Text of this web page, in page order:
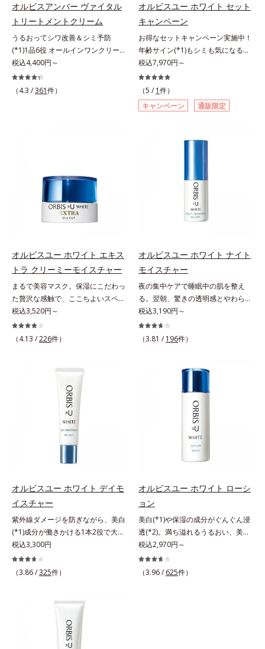
プローチ。保湿成分が日中の肌にも
うるおいを与え、明るくなめらかな
肌へ導きます。さらに落ちにくくす
るとキシキシし、塗りごこちを優先
すると膜がくずれやすくなる日焼け
止めのジレンマを解消すべく試作を
重ね、落ちにくくのびのよいみずみ
峰顔用日焼け止めです。*1 メラニ
ンの生成を抑え、シミ・ソバカスを
防ぐ*2 化粧膜のくずれにくさ、肌
をうるおして保護すること*3 オル
なり始めることおよび表面に新たな
膜ができ始めることで膜が強くくず
れにくくなり、密閉することで保湿
成分を浸透促進すること（角層ま
で）*5 保湿成分*6 角層まで＜使用
量目安＞大きめのパール1粒程度
※全顔使用の場合＜使用ステップ＞
ター N各商品の詳しい情報は商品ペ
ージをご覧ください。・BEAUTY夏
果による *2 保湿成分
オルビスアンバー ヴァイタル
トリートメントクリーム
うるおってシワ改善＆シミ予防
(*1)1品6役 オールインワンクリー
ム。オルビスアンバーは、いつも⾃
然体で美しくありたいと願う⼤⼈世
代に寄り添うブランドです。年齢印
ヴァイタルトリートメントクリーム
「オルビスアンバー ヴァイタルト
リートメントクリーム」は、1品
で、化粧水、クリーム、シワ改善・
美白(*1)美容液、乳液・保湿液、ネ
担い、複合的にアプローチ。Wナイ
アシン(*4)によるシワ改善・シミ予
防に加え、複合成分コラーゲンコン
プレックスSPが肌のハリを徹底サポ
ート。肌なじみのよいクリーム構造
で角層まで保湿成分が浸透し、うる
おいをギュッと閉じ込めます。洗顔
の後、これ1品だけでマルチにケ
す。*1 メラニンの生成を抑え、シ
ミ・ソバカスを防ぐ*2 肌にハリを
与え若々しい印象*3 首のうるおい
ケアとして*4 ナイアシンアミド
税込4,400円～
（4.3 /361件）
オルビスユー ホワイト セット
キャンペーン
お得なセットキャンペーン実施中！
年齢サイン(*1)もシミも気になる方
へ。ベニバナエキスとアルブチンの
Wケアで、若々しい透明美肌へ導く
スキンケアシリーズ。若々しく透明
感のある美肌を構成する要素と、年
齢肌のメラニン生成にアプローチし
ンケアシリーズです。「オルビスユ
と年齢の関係に着目。点在するシミ
だけでなく、メラニンが蓄積しがち
な年齢肌(*2)の“メラニンメタボ
(*3)”にアプローチして、澄みわたる
美肌を目指します。*1 乾燥やキメ
ねた肌*3 メラニンが過剰に生成す
る状態
税込7,970円～
（5 / 1件）
キャンペーン
通販限定
オルビスユー ホワイト エキス
トラ クリーミーモイスチャー
まるで美容マスク。保湿にこだわっ
た贅沢な感触で、ここちよいスペシ
ャルケアを。若々しく透明感のある
美肌を構成する要素と、年齢肌(*1)
のメラニン生成にアプローチして、
の理論を応用し、全方位的に肌の底
上げを図ります。さらに、シミと年
齢の関係に着目。点在するシミだけ
でなく、メラニンが蓄積しがちな年
齢肌の“メラニンメタボ(*2)”にアプ
ローチして、澄みわたる美肌を目指
します。*1 年齢を重ねた肌*2 メラ
ニンが過剰に生成する状態*3 メラ
を防ぐ*4 コラーゲン・トリペプチ
ド Ｆ
税込3,520円～
（4.13 /226件）
オルビスユー ホワイト ナイト
モイスチャー
夜の集中ケアで睡眠中の肌を整え
る。翌朝、驚きの透明感とやわらか
さを感じて。若々しく透明感のある
美肌を構成する要素と、年齢肌(*1)
のメラニン生成にアプローチして、
の理論を応用し、全方位的に肌の底
上げを図ります。さらに、シミと年
でなく、メラニンが蓄積しがちな年
齢肌の“メラニンメタボ(*2)”にアプ
ローチして、澄みわたる美肌を目指
します。*1 年齢を重ねた肌*2 メラ
ニンが過剰に生成する状態
税込3,190円～
（3.81 / 196件）
オルビスユー ホワイト デイモ
イスチャー
紫外線ダメージを防ぎながら、美白
(*1)成分が働きかける1本2役で大人
の肌を守りぬく。若々しく透明感の
ある美肌を構成する要素と、年齢肌
(*2)のメラニン生成にアプローチし
ー」の理論を応用し、全方位的に肌
の底上げを図ります。さらに、シミ
と年齢の関係に着目。点在するシミ
だけでなく、メラニンが蓄積しがち
税込3,300円
（3.86 /325件）
オルビスユー ホワイト ローシ
ョン
美白(*1)や保湿の成分がぐんぐん浸
透(*2)。満ち溢れるうるおい、美肌
がやみつきに。若々しく透明感のあ
る美肌を構成する要素と、年齢肌
(*3)のメラニン生成にアプローチし
税込2,970円～
（3.96 / 625件）